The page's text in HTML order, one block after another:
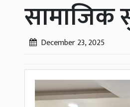
सामाजिक
December 23, 2025